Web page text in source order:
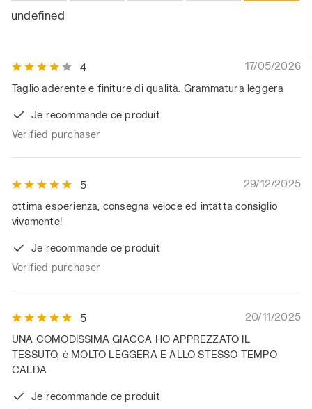
undefined
4
17/05/2026
Taglio aderente e finiture di qualità. Grammatura leggera
Je recommande ce produit
Verified purchaser
5
29/12/2025
ottima esperienza, consegna veloce ed intatta consiglio
vivamente!
Je recommande ce produit
Verified purchaser
5
20/11/2025
UNA COMODISSIMA GIACCA HO APPREZZATO IL
TESSUTO, è MOLTO LEGGERA E ALLO STESSO TEMPO
CALDA
Je recommande ce produit